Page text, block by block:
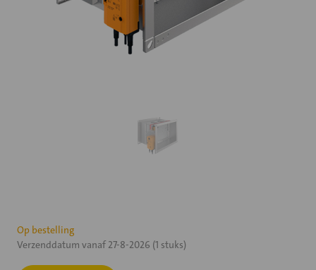
Huidige
voorraad:
Op bestelling
Verzenddatum vanaf 27-8-2026 (1 stuks)